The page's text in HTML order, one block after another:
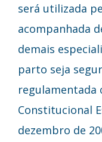
será utilizada
acompanhada
demais
parto seja
regulamentada
Constitucional
dezembro de